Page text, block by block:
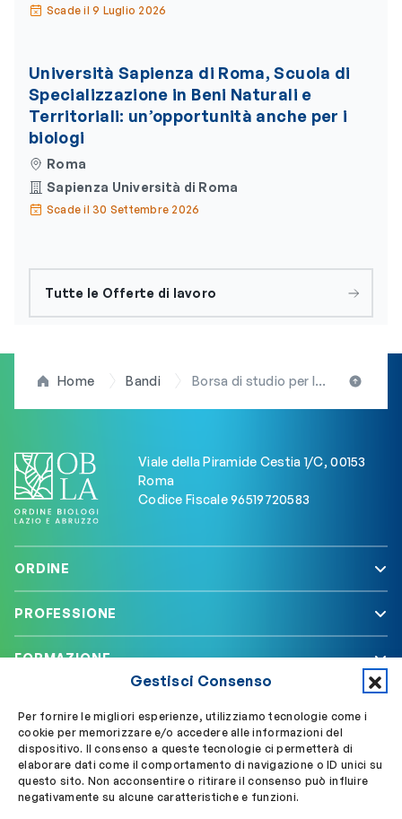
Gestisci Consenso
Per fornire le migliori esperienze, utilizziamo tecnologie come i
cookie per memorizzare e/o accedere alle informazioni del
dispositivo. Il consenso a queste tecnologie ci permetterà di
elaborare dati come il comportamento di navigazione o ID unici su
questo sito. Non acconsentire o ritirare il consenso può influire
negativamente su alcune caratteristiche e funzioni.
Scade il 9 Luglio 2026
Università Sapienza di Roma, Scuola di
Specializzazione in Beni Naturali e
Territoriali: un’opportunità anche per i
biologi
Roma
Sapienza Università di Roma
Scade il 30 Settembre 2026
Tutte le Offerte di lavoro
Home Bandi Borsa di studio per laureato in Scienze Biologiche iscritto all’Ordine
Viale della Piramide Cestia 1/C, 00153
Roma
Codice Fiscale 96519720583
ORDINE
PROFESSIONE
FORMAZIONE
Segui OBLA su Accedi a My OBLA